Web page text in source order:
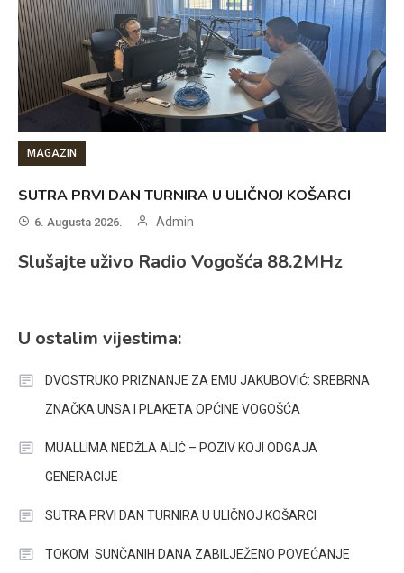
MAGAZIN
SUTRA PRVI DAN TURNIRA U ULIČNOJ KOŠARCI
6. Augusta 2026. Admin
Slušajte uživo Radio Vogošća 88.2MHz
U ostalim vijestima:
DVOSTRUKO PRIZNANJE ZA EMU JAKUBOVIĆ: SREBRNA
ZNAČKA UNSA I PLAKETA OPĆINE VOGOŠĆA
MUALLIMA NEDŽLA ALIĆ – POZIV KOJI ODGAJA
GENERACIJE
SUTRA PRVI DAN TURNIRA U ULIČNOJ KOŠARCI
TOKOM SUNČANIH DANA ZABILJEŽENO POVEĆANJE